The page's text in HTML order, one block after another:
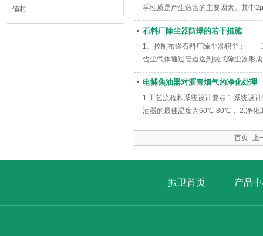
铺村
学性质是产生危害的主要因素。其中
石料厂除尘器防爆的若干措施
1、控制布袋石料厂除尘器积尘： 工
含尘气体通过管道送到袋式除尘器形
电捕焦油器对沥青烟气的净化处理
1.工艺流程和系统设计要点 1.系统设
油器的最佳温度为60℃-80℃， 2.净
首页 上
振卫首页 产品